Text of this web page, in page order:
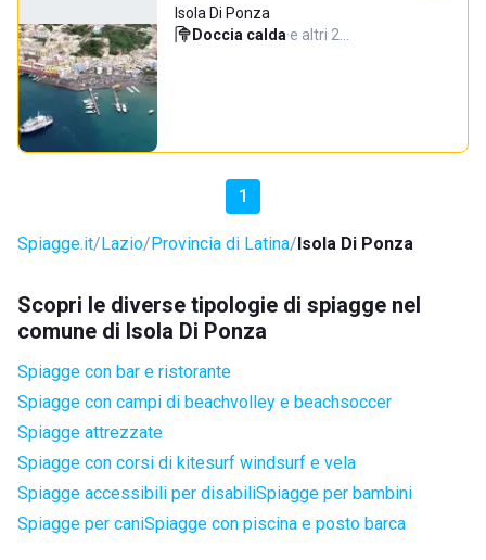
Isola Di Ponza
Doccia calda·e altri 2…
1
Spiagge.it Lazio Provincia di Latina Isola Di Ponza
Scopri le diverse tipologie di spiagge nel
comune di Isola Di Ponza
Spiagge con bar e ristorante
Spiagge con campi di beachvolley e beachsoccer
Spiagge attrezzate
Spiagge con corsi di kitesurf windsurf e vela
Spiagge accessibili per disabiliSpiagge per bambini
Spiagge per caniSpiagge con piscina e posto barca